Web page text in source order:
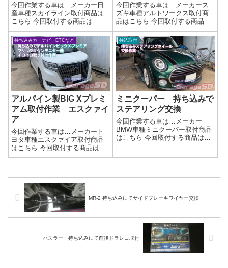
今回作業する車は…メーカー日
産車種スカイライン取付商品は
こちら 今回取付する商品は…メ
ーカー不明です…汗マフラー交
換時は新品のガスケットやボル
トナットを用意しましょう。作
業写真出口がぶらんぶらんにな
るので、エアロに当たらないよ
うに保護を…作...
今回作業する車は…メーカース
ズキ車種アルトワークス取付商
品はこちら 今回取付する商品
は…メーカー不明 フォグユニ
ット＋ＬＥＤスイッチメーカー
不明のフォグユニットですが、
問題なく取り付きそうです作業
写真純正で暗いと感じる人はユ
ニットごと取り替...
持ち込みカーナビ・ETCなど
アルパイン製BIG Xプレミ
アム取付作業 エスクァイ
ア
今回作業する車は…メーカート
ヨタ車種エスクァイア取付商品
はこちら 今回取付する商品は…
アルパイン製 BIG Xプレミアム
きるかも⁉🚗 あなたの“推し...
持込取付
ミニクーパー 持ち込みで
ステアリング交換
今回作業する車は…メーカー
BMW車種ミニクーパー取付商品
はこちら 今回取付する商品は…
さい(^^)/作業時間(目安)1時間
MR-2 持ち込みにてサイドブレーキワイヤー交換
ハスラー 持ち込みにて前後ドラレコ取付